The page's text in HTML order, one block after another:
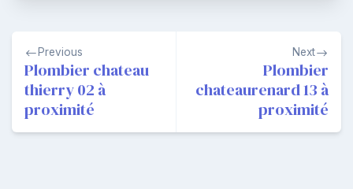
Navigation
de
l’article
Previous
Plombier chateau
thierry 02 à
proximité
Next
Plombier
chateaurenard 13 à
proximité